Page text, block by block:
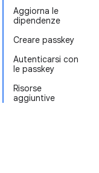
Aggiorna le
dipendenze
Creare passkey
Autenticarsi con
le passkey
Risorse
aggiuntive